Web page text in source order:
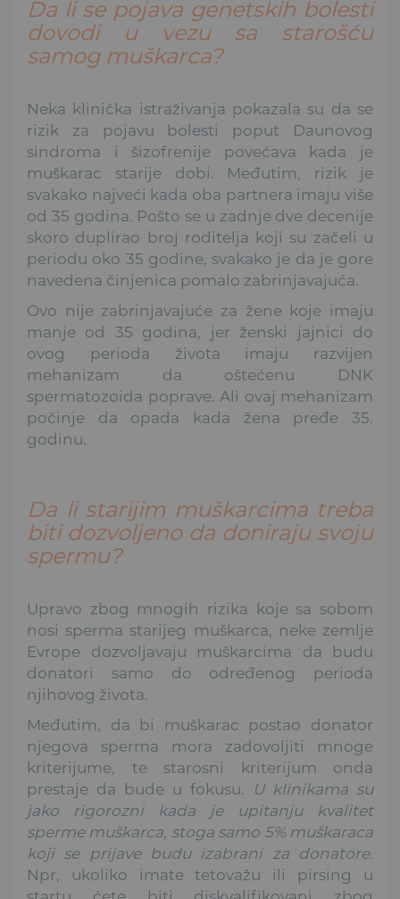
Da li se pojava genetskih bolesti
dovodi u vezu sa starošću
samog muškarca?
Neka klinička istraživanja pokazala su da se
rizik za pojavu bolesti poput Daunovog
sindroma i šizofrenije povećava kada je
muškarac starije dobi. Međutim, rizik je
svakako najveći kada oba partnera imaju više
od 35 godina. Pošto se u zadnje dve decenije
skoro duplirao broj roditelja koji su začeli u
periodu oko 35 godine, svakako je da je gore
navedena činjenica pomalo zabrinjavajuća.
Ovo nije zabrinjavajuće za žene koje imaju
manje od 35 godina, jer ženski jajnici do
ovog perioda života imaju razvijen
mehanizam da oštećenu DNK
spermatozoida poprave. Ali ovaj mehanizam
počinje da opada kada žena pređe 35.
godinu.
Da li starijim muškarcima treba
biti dozvoljeno da doniraju svoju
spermu?
Upravo zbog mnogih rizika koje sa sobom
nosi sperma starijeg muškarca, neke zemlje
Evrope dozvoljavaju muškarcima da budu
donatori samo do određenog perioda
njihovog života.
Međutim, da bi muškarac postao donator
njegova sperma mora zadovoljiti mnoge
kriterijume, te starosni kriterijum onda
prestaje da bude u fokusu.
U klinikama su
jako rigorozni kada je upitanju kvalitet
sperme muškarca, stoga samo 5% muškaraca
koji se prijave budu izabrani za donatore.
Npr, ukoliko imate tetovažu ili pirsing u